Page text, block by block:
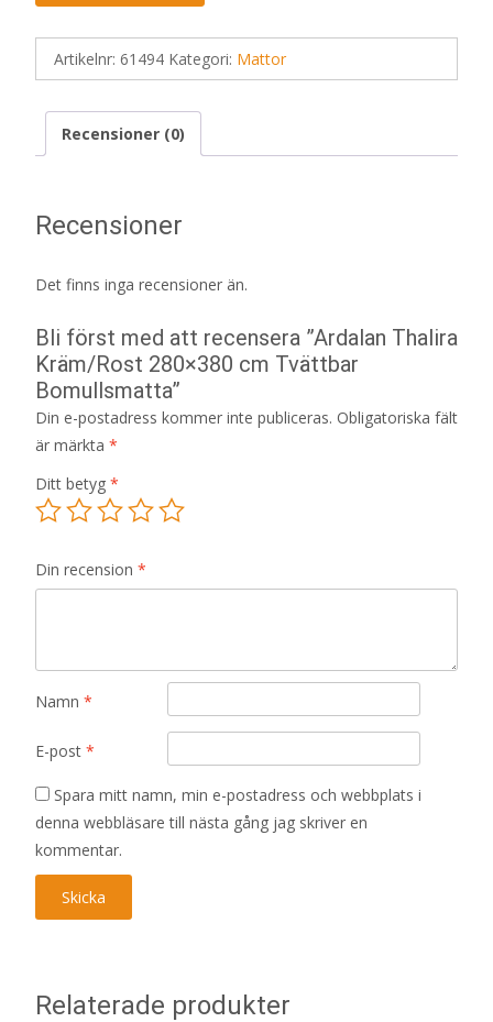
Artikelnr: 61494 Kategori: Mattor
Recensioner (0)
Recensioner
Det finns inga recensioner än.
Bli först med att recensera ”Ardalan Thalira
Kräm/Rost 280×380 cm Tvättbar
Bomullsmatta”
Din e-postadress kommer inte publiceras. Obligatoriska fält
är märkta *
Ditt betyg *
Din recension *
Namn *
E-post *
Spara mitt namn, min e-postadress och webbplats i
denna webbläsare till nästa gång jag skriver en
kommentar.
Relaterade produkter